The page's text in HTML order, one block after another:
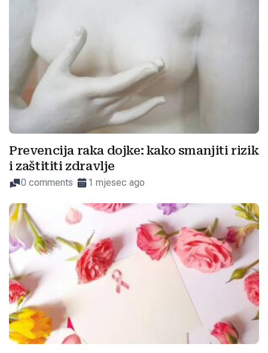
Prevencija raka dojke: kako smanjiti rizik
i zaštititi zdravlje
0 comments 1 mjesec ago